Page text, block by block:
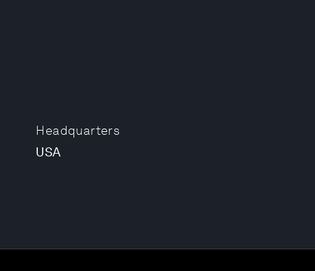
Headquarters
USA